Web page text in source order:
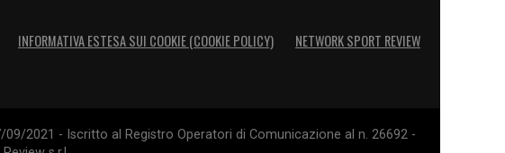
INFORMATIVA ESTESA SUI COOKIE (COOKIE POLICY) NETWORK SPORT REVIEW
2021 - Iscritto al Registro Operatori di Comunicazione al n. 26692 -